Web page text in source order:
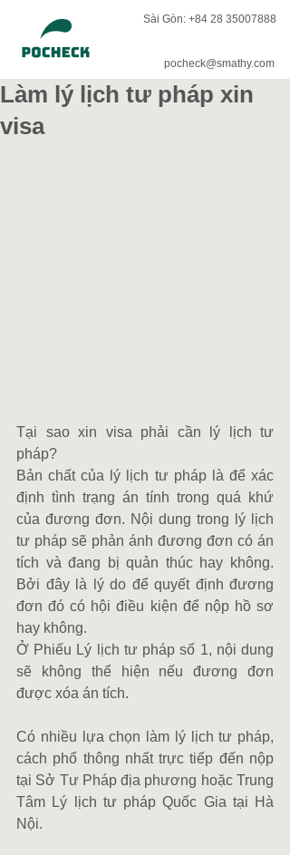
Sài Gòn: +84 28 35007888
pocheck@smathy.com
Làm lý lịch tư pháp xin
visa
Tại sao xin visa phải cần lý lịch tư
pháp?
Bản chất của lý lịch tư pháp là để xác
định tình trạng án tính trong quá khứ
của đương đơn. Nội dung trong lý lịch
tư pháp sẽ phản ánh đương đơn có án
tích và đang bị quản thúc hay không.
Bởi đây là lý do để quyết định đương
đơn đó có hội điều kiện để nộp hồ sơ
hay không.
Ở Phiếu Lý lịch tư pháp số 1, nội dung
sẽ không thể hiện nếu đương đơn
được xóa án tích.
Có nhiều lựa chọn làm lý lịch tư pháp,
cách phổ thông nhất trực tiếp đến nộp
tại Sở Tư Pháp địa phương hoặc Trung
Tâm Lý lịch tư pháp Quốc Gia tại Hà
Nội.